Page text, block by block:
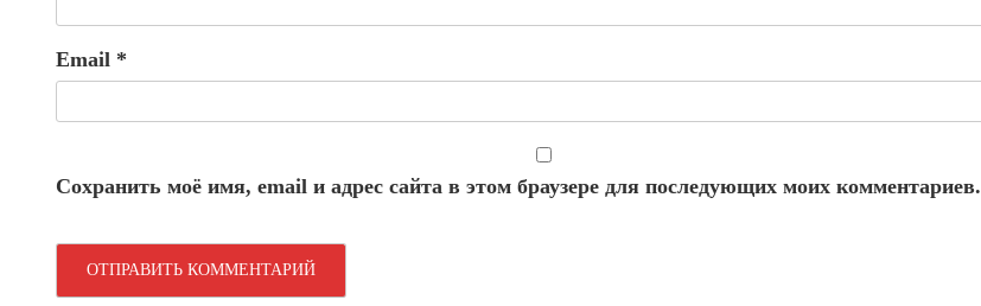
Email *
Сохранить моё имя, email и адрес сайта в этом браузере для последующих моих комментариев.